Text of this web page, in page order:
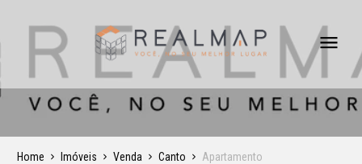
Home Imóveis Venda Canto Apartamento